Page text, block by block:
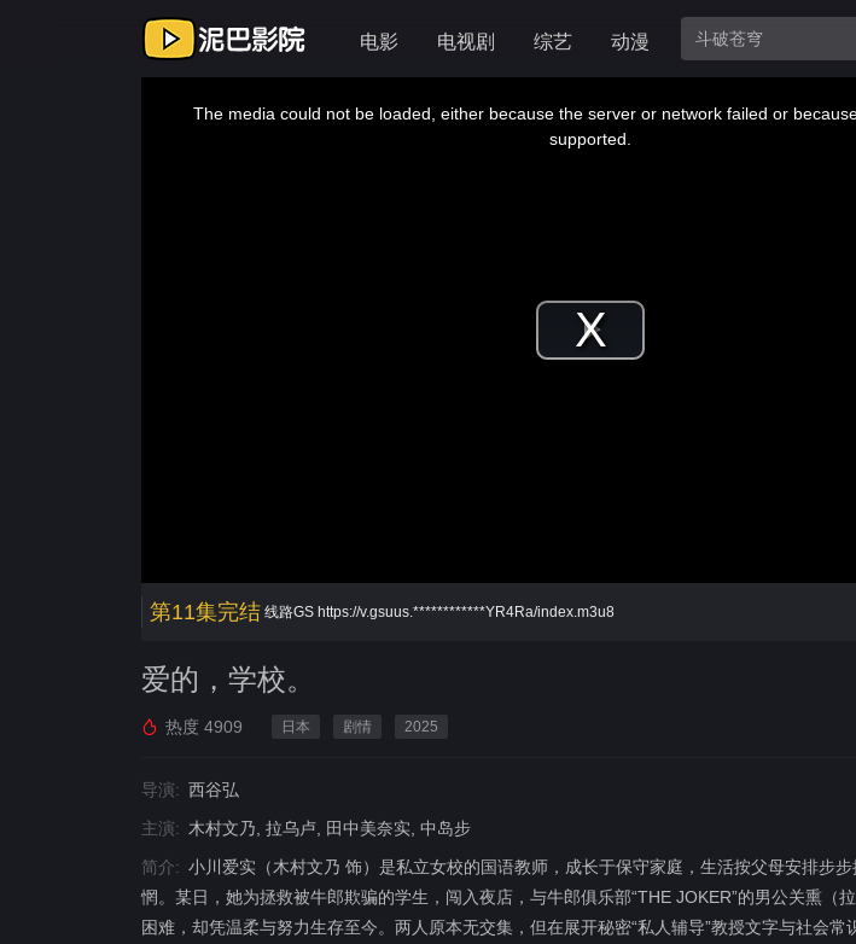
电影 电视剧 综艺 动漫
Play
The media could not be loaded, either because the server or network failed or
supported.
第11集完结 线路GS https://v.gsuus.************YR4Ra/index.m3u8
爱的，学校。
热度 4909 日本 剧情 2025
导演: 西谷弘
主演: 木村文乃, 拉乌卢, 田中美奈实, 中岛步
简介: 小川爱实（木村文乃 饰）是私立女校的国语教师，成长于保守家庭，生活按父母安排步
惘。某日，她为拯救被牛郎欺骗的学生，闯入夜店，与牛郎俱乐部“THE JOKER”的男公关熏（
困难，却凭温柔与努力生存至今。两人原本无交集，但在展开秘密“私人辅导”教授文字与社会